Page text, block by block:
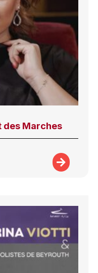
des Marches